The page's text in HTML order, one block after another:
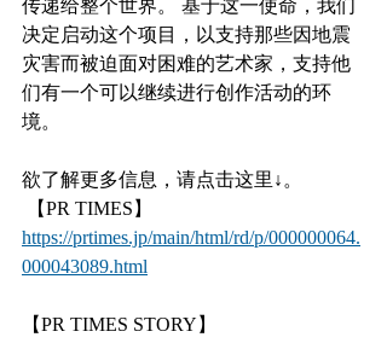
传递给整个世界。 基于这一使命，我们
决定启动这个项目，以支持那些因地震
灾害而被迫面对困难的艺术家，支持他
们有一个可以继续进行创作活动的环
境。
欲了解更多信息，请点击这里↓。
【PR TIMES】
https://prtimes.jp/main/html/rd/p/000000064.
000043089.html
【PR TIMES STORY】